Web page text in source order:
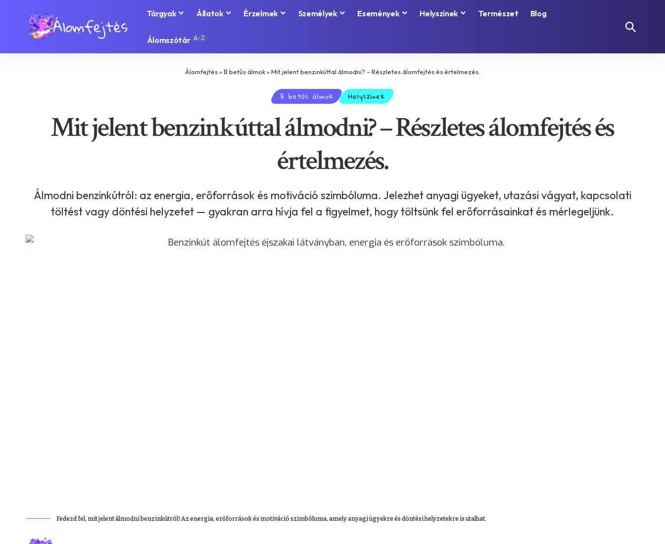
Tárgyak Állatok Érzelmek Személyek Események Helyszínek Természet Blog
Álomszótár A-Z
Álomfejtés»B betűs álmok»Mit jelent benzinkúttal álmodni? – Részletes álomfejtés és értelmezés.
B betűs álmok Helyszínek
Mit jelent benzinkúttal álmodni? – Részletes álomfejtés és
értelmezés.
Álmodni benzinkútról: az energia, erőforrások és motiváció szimbóluma. Jelezhet anyagi ügyeket, utazási vágyat, kapcsolati
töltést vagy döntési helyzetet — gyakran arra hívja fel a figyelmet, hogy töltsünk fel erőforrásainkat és mérlegeljünk.
Fedezd fel, mit jelent álmodni benzinkútról! Az energia, erőforrások és motiváció szimbóluma, amely anyagi ügyekre és döntési helyzetekre is utalhat.